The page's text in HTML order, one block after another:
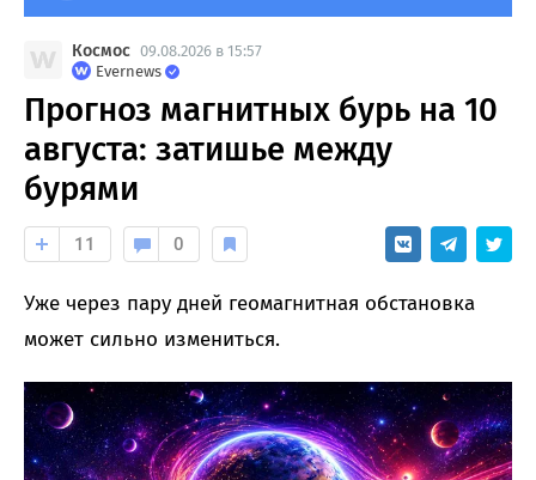
Космос 09.08.2026 в 15:57
Evernews
Прогноз магнитных бурь на 10
августа: затишье между
бурями
11 0
Уже через пару дней геомагнитная обстановка
может сильно измениться.